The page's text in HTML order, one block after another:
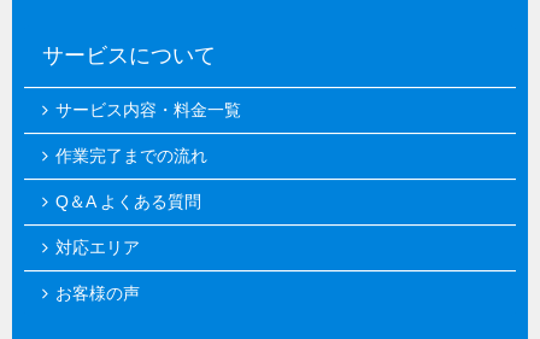
サービスについて
サービス内容・料金一覧
作業完了までの流れ
Q＆A よくある質問
対応エリア
お客様の声